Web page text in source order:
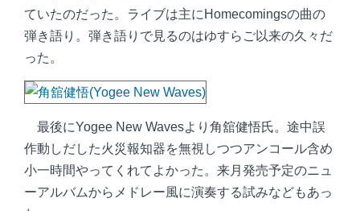
ていたのだった。ライブは主にHomecomingsの曲の
弾き語り。弾き語りで見るのはゆすらご以来の久々だ
った。
最後にYogee New Wavesより角舘健悟氏。途中誤
作動しだした火災報知器を無視しつつアンコール含め
小一時間やってくれてよかった。来月発売予定のニュ
ーアルバムからメドレー風に演奏する試みなどもあっ